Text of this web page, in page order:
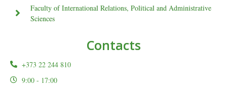
Faculty of International Relations, Political and Administrative
Sciences
Contacts
+373 22 244 810
9:00 - 17:00